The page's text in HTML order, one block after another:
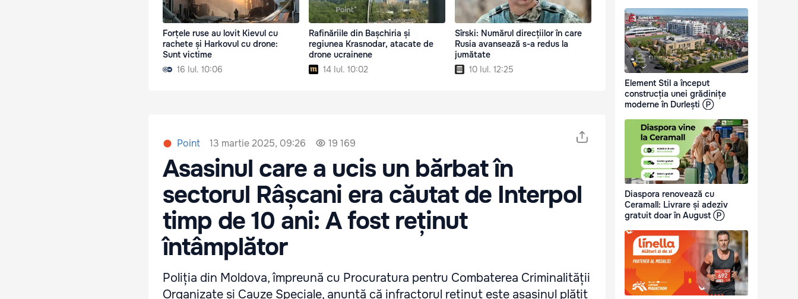
Forțele ruse au lovit Kievul cu
rachete și Harkovul cu drone:
Sunt victime
16 Iul. 10:06
Rafinăriile din Bașchiria și
regiunea Krasnodar, atacate de
drone ucrainene
14 Iul. 10:02
Sîrski: Numărul direcțiilor în care
Rusia avansează s-a redus la
jumătate
10 Iul. 12:25
Point 13 martie 2025, 09:26 19 169
Asasinul care a ucis un bărbat în
sectorul Râșcani era căutat de Interpol
timp de 10 ani: A fost reținut
întâmplător
Poliția din Moldova, împreună cu Procuratura pentru Combaterea Criminalității
Organizate și Cauze Speciale, anunță că infractorul reținut este asasinul plătit
Element Stil a început
construcția unei grădinițe
moderne în Durlești Ⓟ
Diaspora renovează cu
Ceramall: Livrare și adeziv
gratuit doar în August Ⓟ